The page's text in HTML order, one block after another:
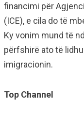
financimi për
(ICE), e cila do të
Ky vonim mund të
përfshirë ato të
imigracionin.
Top Channel